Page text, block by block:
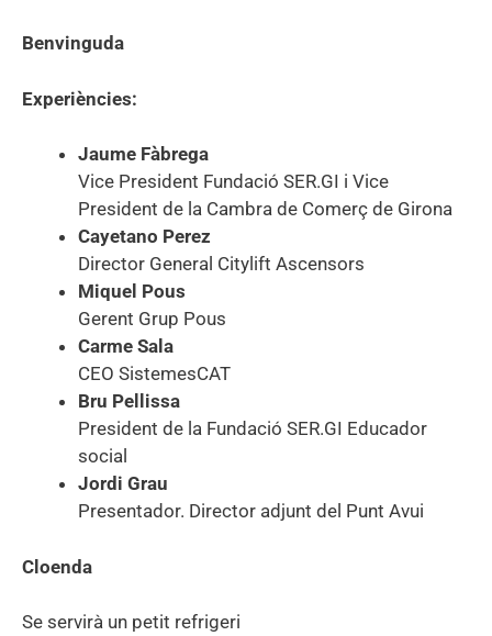
Benvinguda
Experiències:
Jaume Fàbrega
Vice President Fundació SER.GI i Vice
President de la Cambra de Comerç de Girona
Cayetano Perez
Director General Citylift Ascensors
Miquel Pous
Gerent Grup Pous
Carme Sala
CEO SistemesCAT
Bru Pellissa
President de la Fundació SER.GI Educador
social
Jordi Grau
Presentador. Director adjunt del Punt Avui
Cloenda
Se servirà un petit refrigeri